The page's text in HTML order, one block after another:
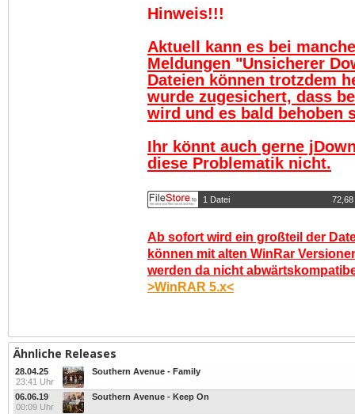
Hinweis!!!
Aktuell kann es bei
Meldungen "Unsicherer
Dateien können trotzdem
wurde zugesichert, dass
wird und es bald behoben
Ihr könnt auch gerne
diese Problematik nicht.
1 Datei 72,68
Ab sofort wird ein großteil der
können mit alten WinRar
werden da nicht
>WinRAR 5.x<
Ähnliche Releases
28.04.25
23:41 Uhr
Southern Avenue - Family
06.06.19
00:09 Uhr
Southern Avenue - Keep On